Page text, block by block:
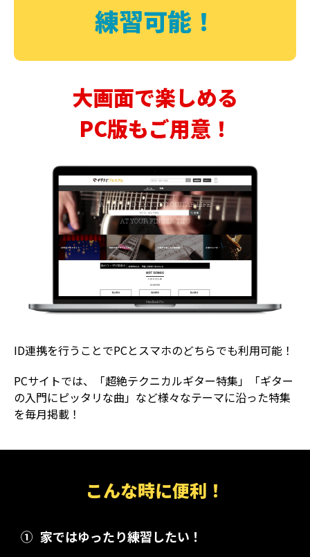
練習可能！
大画面で楽しめる
PC版もご用意！
ID連携を行うことでPCとスマホのどちらでも利用可能！
PCサイトでは、「超絶テクニカルギター特集」「ギター
の入門にピッタリな曲」など様々なテーマに沿った特集
を毎月掲載！
こんな時に便利！
① 家ではゆったり練習したい！